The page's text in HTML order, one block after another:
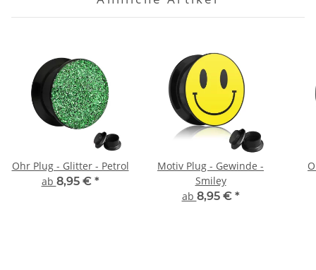
Ohr Plug - Glitter - Petrol
ab 8,95 € *
Motiv Plug - Gewinde -
Smiley
ab 8,95 € *